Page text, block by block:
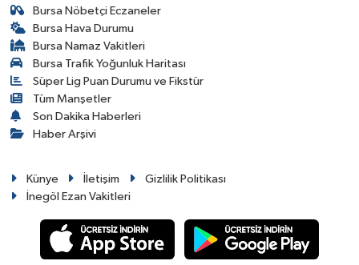
Bursa Nöbetçi Eczaneler
Bursa Hava Durumu
Bursa Namaz Vakitleri
Bursa Trafik Yoğunluk Haritası
Süper Lig Puan Durumu ve Fikstür
Tüm Manşetler
Son Dakika Haberleri
Haber Arşivi
Künye İletişim
Gizlilik Politikası
İnegöl Ezan Vakitleri